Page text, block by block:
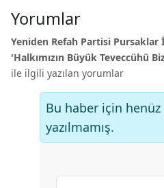
Yorumlar
Yeniden Refah Partisi Pursaklar
'Halkımızın Büyük Teveccühü
ile ilgili yazılan yorumlar
Bu haber için
yazılmamış.